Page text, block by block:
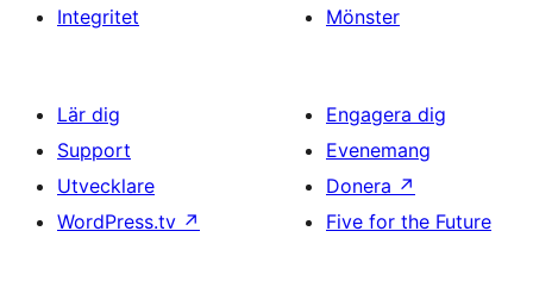
Integritet
Mönster
Lär dig
Support
Utvecklare
WordPress.tv ↗
Engagera dig
Evenemang
Donera ↗
Five for the Future